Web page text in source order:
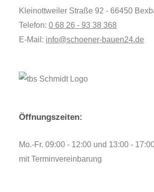
Kleinottweiler Straße 92 - 66450
Telefon: 0 68 26 - 93 38 368
E-Mail: info@schoener-bauen24.de
Öffnungszeiten:
Mo.-Fr. 09:00 - 12:00 und 13:00 -
mit Terminvereinbarung